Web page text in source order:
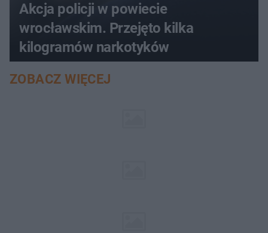
Akcja policji w powiecie
wrocławskim. Przejęto kilka
kilogramów narkotyków
ZOBACZ WIĘCEJ